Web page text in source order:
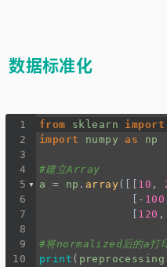
数据标准化
1 from sklearn import
2
import numpy as
np
3
4
#建立Array
5
a = np . array ([[ 10 ,
6
- 100
7
120 ,
8
9
#将normalized后的a打
10
print ( preprocessing